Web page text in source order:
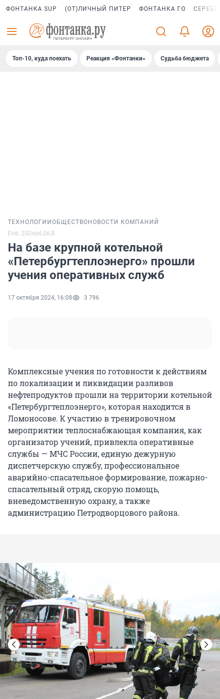
ФОНТАНКА SUP (ОТ)ЛИЧНЫЙ ПИТЕР ФОНТАНКА ГО
Топ-10, куда поехать Реакция «Фонтанки» Судьба бюджета
ТЕХНОЛОГИИ ОБЩЕСТВО НОВОСТИ КОМПАНИЙ
Erid: 2SDnjeLQiLB
На базе крупной котельной
«Петербургтеплоэнерго» прошли
учения оперативных служб
17 октября 2024, 16:08 3 796
Комплексные учения по готовности к действиям
по локализации и ликвидации разливов
нефтепродуктов прошли на территории котельной
«Петербургтеплоэнерго», которая находится в
Ломоносове. К участию в тренировочном
мероприятии теплоснабжающая компания, как
организатор учений, привлекла оперативные
службы — МЧС России, единую дежурную
диспетчерскую службу, профессиональное
аварийно-спасательное формирование, пожарно-
спасательный отряд, скорую помощь,
вневедомственную охрану, а также
администрацию Петродворцового района.